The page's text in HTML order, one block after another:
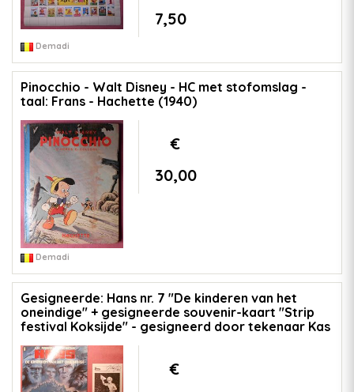
7,50
Demadi
Pinocchio - Walt Disney - HC met stofomslag -
taal: Frans - Hachette (1940)
€
30,00
Demadi
Gesigneerde: Hans nr. 7 "De kinderen van het
oneindige" + gesigneerde souvenir-kaart "Strip
festival Koksijde" - gesigneerd door tekenaar Kas
€